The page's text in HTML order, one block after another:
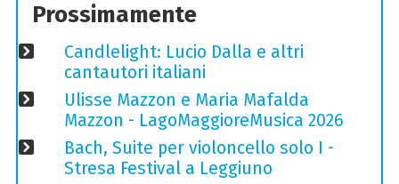
Prossimamente
Candlelight: Lucio Dalla e altri
cantautori italiani
Ulisse Mazzon e Maria Mafalda
Mazzon - LagoMaggioreMusica 2026
Bach, Suite per violoncello solo I -
Stresa Festival a Leggiuno